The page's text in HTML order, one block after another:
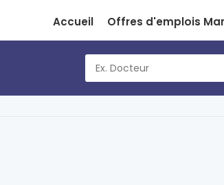
Accueil Offres d'emplois